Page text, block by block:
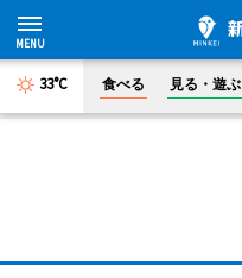
33°C 食べる 見る・遊ぶ